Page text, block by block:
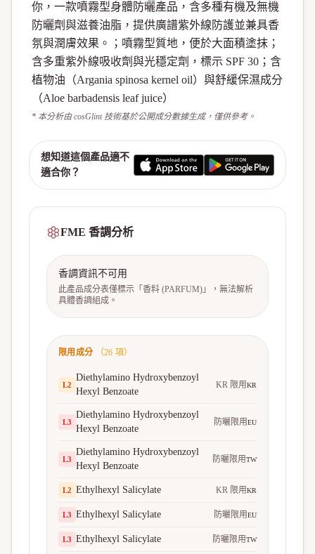
你，一款噴霧型身體防曬產品，含多種有機及無機
防曬劑與滋養油脂，提供廣譜紫外線防護並兼具香
氛與潤膚效果。；噴霧型質地，便於大面積塗抹；
含多重紫外線吸收劑與光穩定劑，標示 SPF 30；含
植物油（Argania spinosa kernel oil）與舒緩保濕成分
（Aloe barbadensis leaf juice）
* 本分析由 cosGlint 技術基於公開成分數據生成，僅供參考。
想知道這個產品適不
適合你？
FME 香調分析
香調資訊不可用
此產品成分表僅標示「香料 (PARFUM)」，無法解析
具體香調組成。
限用成分 （26 項）
L2
Diethylamino Hydroxybenzoyl
Hexyl Benzoate
KR 限用KR
L3
Diethylamino Hydroxybenzoyl
Hexyl Benzoate
防曬限用EU
L3
Diethylamino Hydroxybenzoyl
Hexyl Benzoate
防曬限用TW
L2 Ethylhexyl Salicylate KR 限用KR
L3 Ethylhexyl Salicylate 防曬限用EU
L3 Ethylhexyl Salicylate 防曬限用TW